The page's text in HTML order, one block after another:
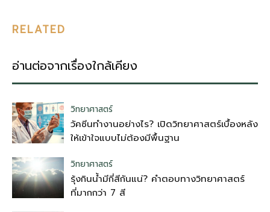
RELATED
อ่านต่อจากเรื่องใกล้เคียง
วิทยาศาสตร์
วัคซีนทำงานอย่างไร? เปิดวิทยาศาสตร์เบื้องหลัง
ให้เข้าใจแบบไม่ต้องมีพื้นฐาน
วิทยาศาสตร์
รุ้งกินน้ำมีกี่สีกันแน่? คำตอบทางวิทยาศาสตร์
ที่มากกว่า 7 สี